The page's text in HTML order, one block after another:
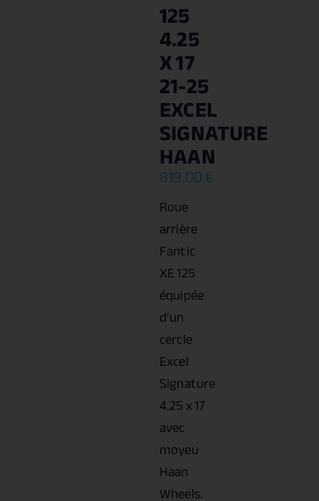
125
4.25
X 17
21-25
EXCEL
SIGNATURE
HAAN
819.00€
Roue
arrière
Fantic
XE 125
équipée
d’un
cercle
Excel
Signature
4.25 x 17
avec
moyeu
Haan
Wheels.